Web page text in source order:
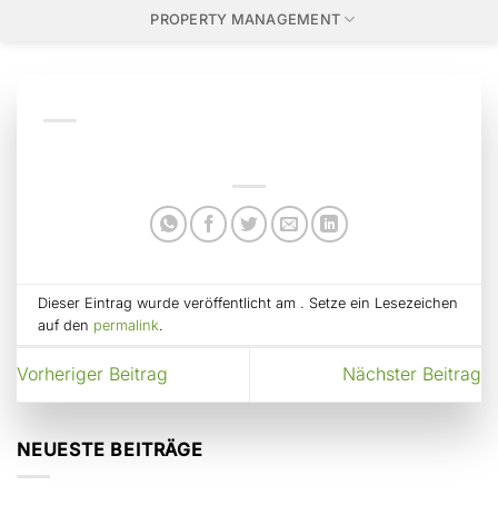
PROPERTY MANAGEMENT
Dieser Eintrag wurde veröffentlicht am . Setze ein Lesezeichen
auf den permalink.
Vorheriger Beitrag Nächster Beitrag
NEUESTE BEITRÄGE